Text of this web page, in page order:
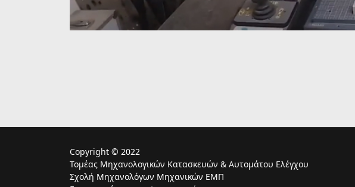
Copyright © 2022
Τομέας Μηχανολογικών Κατασκευών & Αυτομάτου Ελέγχου
Σχολή Μηχανολόγων Μηχανικών ΕΜΠ